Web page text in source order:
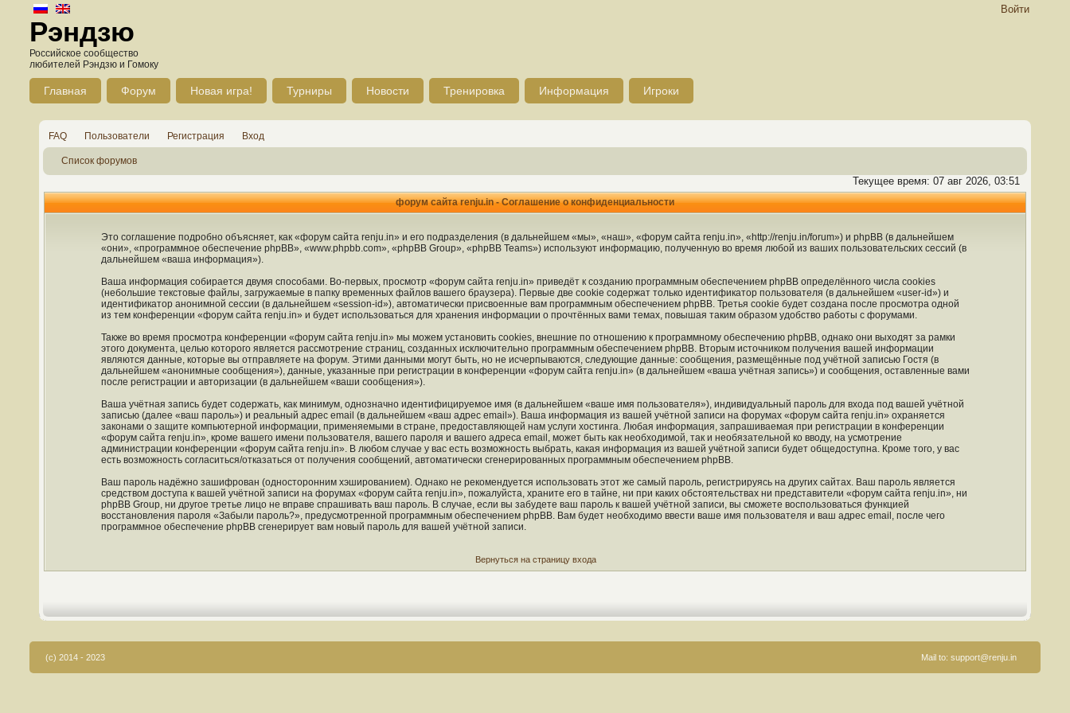
Войти
Рэндзю
Российское сообщество
любителей Рэндзю и Гомоку
Главная Форум Новая игра! Турниры Новости Тренировка Информация Игроки
FAQ Пользователи Регистрация Вход
Список форумов
Текущее время: 07 авг 2026, 03:51
форум сайта renju.in - Соглашение о конфиденциальности
Это соглашение подробно объясняет, как «форум сайта renju.in» и его подразделения (в дальнейшем «мы», «наш», «форум сайта renju.in», «http://renju.in/forum») и phpBB (в дальнейшем
«они», «программное обеспечение phpBB», «www.phpbb.com», «phpBB Group», «phpBB Teams») используют информацию, полученную во время любой из ваших пользовательских сессий (в
дальнейшем «ваша информация»).
Ваша информация собирается двумя способами. Во-первых, просмотр «форум сайта renju.in» приведёт к созданию программным обеспечением phpBB определённого числа cookies
(небольшие текстовые файлы, загружаемые в папку временных файлов вашего браузера). Первые две cookie содержат только идентификатор пользователя (в дальнейшем «user-id») и
идентификатор анонимной сессии (в дальнейшем «session-id»), автоматически присвоенные вам программным обеспечением phpBB. Третья cookie будет создана после просмотра одной
из тем конференции «форум сайта renju.in» и будет использоваться для хранения информации о прочтённых вами темах, повышая таким образом удобство работы с форумами.
Также во время просмотра конференции «форум сайта renju.in» мы можем установить cookies, внешние по отношению к программному обеспечению phpBB, однако они выходят за рамки
этого документа, целью которого является рассмотрение страниц, созданных исключительно программным обеспечением phpBB. Вторым источником получения вашей информации
являются данные, которые вы отправляете на форум. Этими данными могут быть, но не исчерпываются, следующие данные: сообщения, размещённые под учётной записью Гостя (в
дальнейшем «анонимные сообщения»), данные, указанные при регистрации в конференции «форум сайта renju.in» (в дальнейшем «ваша учётная запись») и сообщения, оставленные вами
после регистрации и авторизации (в дальнейшем «ваши сообщения»).
Ваша учётная запись будет содержать, как минимум, однозначно идентифицируемое имя (в дальнейшем «ваше имя пользователя»), индивидуальный пароль для входа под вашей учётной
записью (далее «ваш пароль») и реальный адрес email (в дальнейшем «ваш адрес email»). Ваша информация из вашей учётной записи на форумах «форум сайта renju.in» охраняется
законами о защите компьютерной информации, применяемыми в стране, предоставляющей нам услуги хостинга. Любая информация, запрашиваемая при регистрации в конференции
«форум сайта renju.in», кроме вашего имени пользователя, вашего пароля и вашего адреса email, может быть как необходимой, так и необязательной ко вводу, на усмотрение
администрации конференции «форум сайта renju.in». В любом случае у вас есть возможность выбрать, какая информация из вашей учётной записи будет общедоступна. Кроме того, у вас
есть возможность согласиться/отказаться от получения сообщений, автоматически сгенерированных программным обеспечением phpBB.
Ваш пароль надёжно зашифрован (односторонним хэшированием). Однако не рекомендуется использовать этот же самый пароль, регистрируясь на других сайтах. Ваш пароль является
средством доступа к вашей учётной записи на форумах «форум сайта renju.in», пожалуйста, храните его в тайне, ни при каких обстоятельствах ни представители «форум сайта renju.in», ни
phpBB Group, ни другое третье лицо не вправе спрашивать ваш пароль. В случае, если вы забудете ваш пароль к вашей учётной записи, вы сможете воспользоваться функцией
восстановления пароля «Забыли пароль?», предусмотренной программным обеспечением phpBB. Вам будет необходимо ввести ваше имя пользователя и ваш адрес email, после чего
программное обеспечение phpBB сгенерирует вам новый пароль для вашей учётной записи.
Вернуться на страницу входа
(c) 2014 - 2023 Mail to: support@renju.in